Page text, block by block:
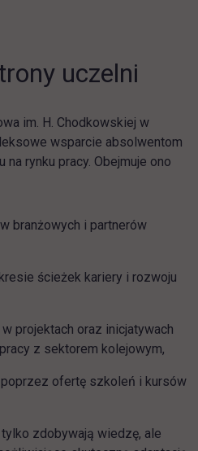
uczelni
im. H. Chodkowskiej w
wsparcie absolwentom
rynku pracy. Obejmuje ono
branżowych i partnerów
ścieżek kariery i rozwoju
projektach oraz inicjatywach
z sektorem kolejowym,
ofertę szkoleń i kursów
zdobywają wiedzę, ale